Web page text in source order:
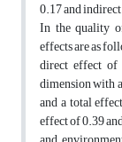
0.17 and
In the quality
effects are as
direct effect of
dimension with
and a total
effect of 0.39